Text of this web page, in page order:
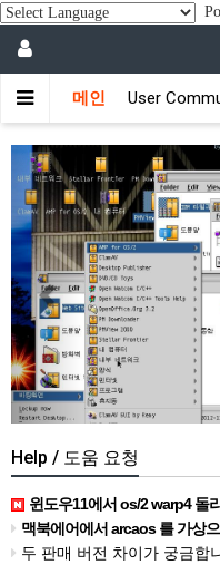
메인 User
Previous
Help / 도움 요청
윈도우11에서 os/2 warp4 돌
맥북에어에서 arcaos 를 가상으
두 판매 버전 차이가 궁금합